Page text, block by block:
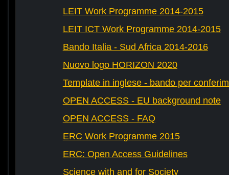
LEIT Work Programme 2014-2015
LEIT ICT Work Programme 2014-2015
Bando Italia - Sud Africa 2014-2016
Nuovo logo HORIZON 2020
Template in inglese - bando per
OPEN ACCESS - EU background note
OPEN ACCESS - FAQ
ERC Work Programme 2015
ERC: Open Access Guidelines
Science with and for Society